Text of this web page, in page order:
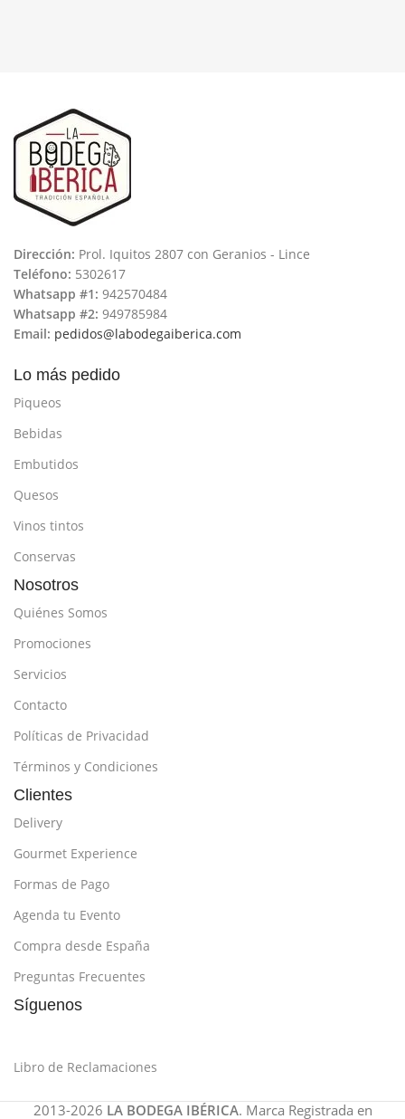
Dirección: Prol. Iquitos 2807 con Geranios - Lince
Teléfono: 5302617
Whatsapp #1: 942570484
Whatsapp #2: 949785984
Email: pedidos@labodegaiberica.com
Lo más pedido
Piqueos
Bebidas
Embutidos
Quesos
Vinos tintos
Conservas
Nosotros
Quiénes Somos
Promociones
Servicios
Contacto
Políticas de Privacidad
Términos y Condiciones
Clientes
Delivery
Gourmet Experience
Formas de Pago
Agenda tu Evento
Compra desde España
Preguntas Frecuentes
Síguenos
Libro de Reclamaciones
2013-2026 LA BODEGA IBÉRICA. Marca Registrada en